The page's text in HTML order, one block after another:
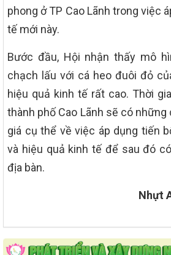
phong ở TP Cao Lãnh trong việc
tế mới này.
Bước đầu, Hội nhận thấy mô
chạch lấu với cá heo đuôi đỏ
hiệu quả kinh tế rất cao. Thời
thành phố Cao Lãnh sẽ có
giá cụ thể về việc áp dụng tiến
và hiệu quả kinh tế để sau đó
địa bàn.
Nhựt